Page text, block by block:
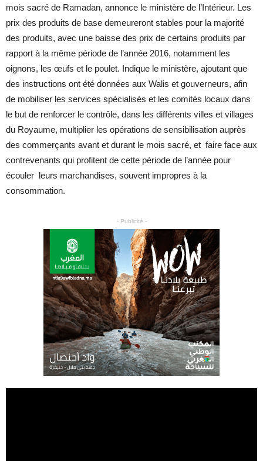
mois sacré de Ramadan, annonce le ministère de l’Intérieur. Les
prix des produits de base demeureront stables pour la majorité
des produits, avec une baisse des prix de certains produits par
rapport à la même période de l’année 2016, notamment les
oignons, les œufs et le poulet. Indique le ministère, ajoutant que
des instructions ont été données aux Walis et gouverneurs, afin
de mobiliser les services spécialisés et les comités locaux dans
le but de renforcer le contrôle, dans les différents villes et villages
du Royaume, multiplier les opérations de sensibilisation auprès
des commerçants avant et durant le mois sacré, et faire face aux
contrevenants qui profitent de cette période de l’année pour
écouler leurs marchandises, souvent impropres à la
consommation.
- Publicité -